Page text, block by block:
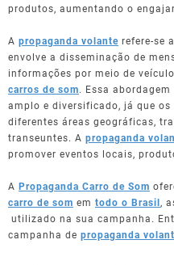
produtos, aumentando o
A propaganda volante refere-se
envolve a disseminação de
informações por meio de
carros de som. Essa
amplo e diversificado, já que os
diferentes áreas geográficas,
transeuntes. A propaganda
promover eventos locais,
A Propaganda Carro de Som
carro de som em todo o Brasil ,
utilizado na sua campanha.
campanha de propaganda